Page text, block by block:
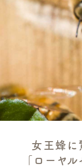
女王蜂に
「ローヤ